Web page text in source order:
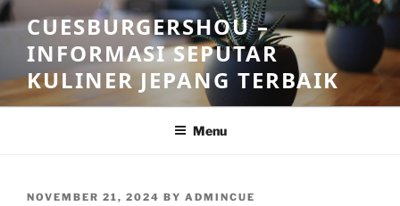
Skip
to
content
CUESBURGERSHOU –
INFORMASI SEPUTAR
KULINER JEPANG TERBAIK
Menu
POSTED
NOVEMBER 21, 2024 BY ADMINCUE